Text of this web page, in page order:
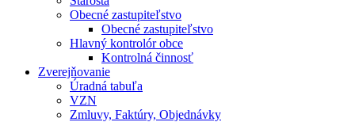
Obecné zastupiteľstvo
Obecné zastupiteľstvo
Hlavný kontrolór obce
Kontrolná činnosť
Zverejňovanie
Úradná tabuľa
VZN
Zmluvy, Faktúry, Objednávky